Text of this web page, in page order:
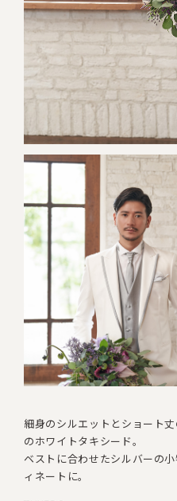
細身のシルエットとショート
のホワイトタキシード。
ベストに合わせたシルバーの
ィネートに。